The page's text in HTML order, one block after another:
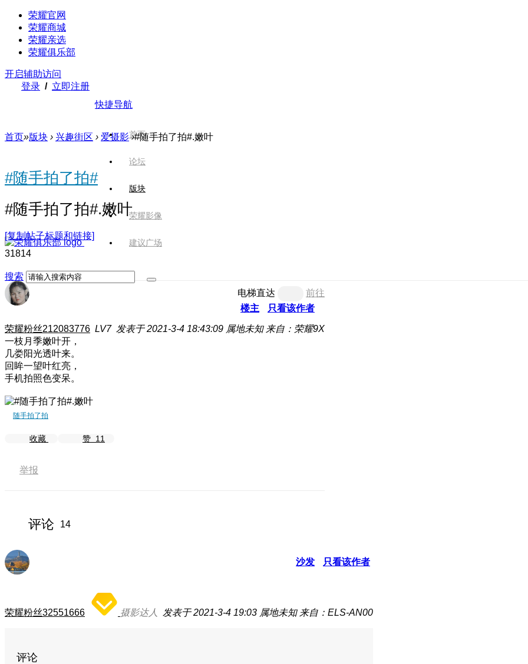
荣耀官网
荣耀商城
荣耀亲选
荣耀俱乐部
开启辅助访问
登录 / 立即注册
快捷导航
首页
论坛
版块
荣耀影像
建议广场
搜索
首页»版块 › 兴趣街区 › 爱摄影 ›#随手拍了拍#.嫩叶
#随手拍了拍#
#随手拍了拍#.嫩叶
[复制帖子标题和链接]
31814
电梯直达
前往
楼主
只看该作者
荣耀粉丝212083776 LV7 发表于 2021-3-4 18:43:09 属地未知 来自：荣耀9X
一枝月季嫩叶开，
几娄阳光透叶来。
回眸一望叶红亮，
手机拍照色变呆。
随手拍了拍
收藏 赞 11
举报
评论 14
沙发 只看该作者
荣耀粉丝32551666 摄影达人 发表于 2021-3-4 19:03 属地未知 来自：ELS-AN00
评论